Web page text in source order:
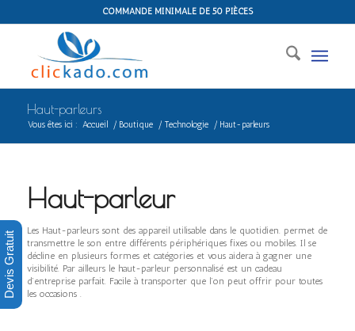
COMMANDE MINIMALE DE 50 PIÈCES
Haut-parleurs
Vous êtes ici : Accueil / Boutique / Technologie / Haut-parleurs
Haut-parleur
Les Haut-parleurs sont des appareil utilisable dans le quotidien. permet de
transmettre le son entre différents périphériques fixes ou mobiles. Il se
décline en plusieurs formes et catégories et vous aidera à gagner une
visibilité. Par ailleurs le haut-parleur personnalisé est un cadeau
d’entreprise parfait. Facile à transporter que l’on peut offrir pour toutes
les occasions .
Devis Gratuit